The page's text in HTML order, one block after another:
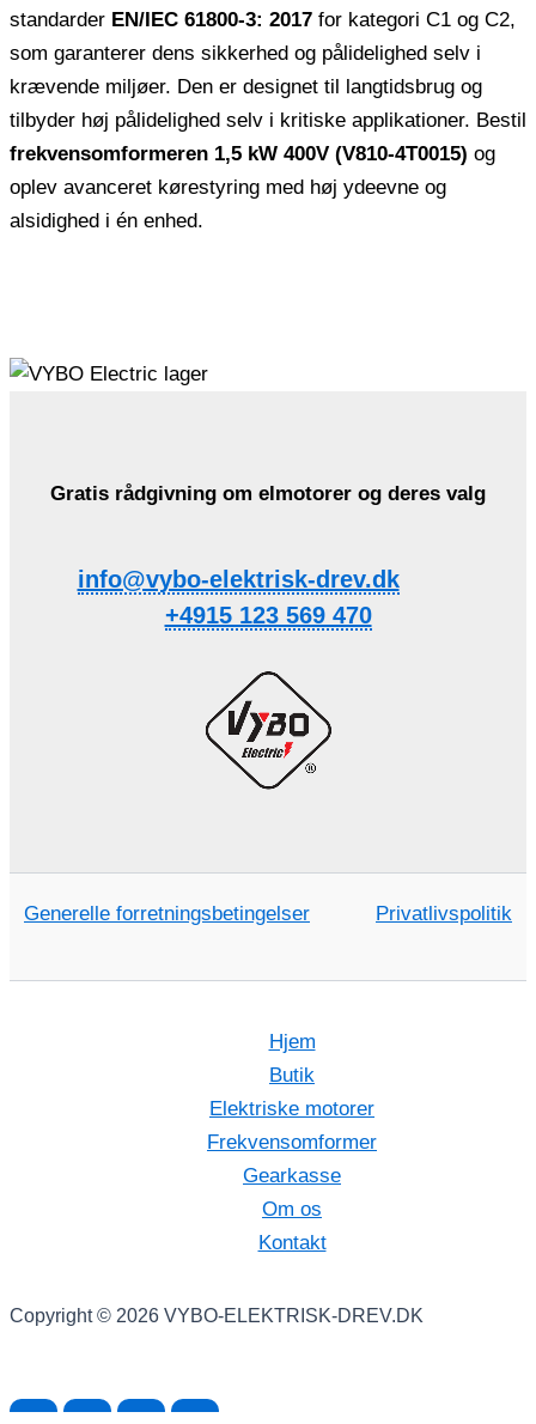
standarder EN/IEC 61800-3: 2017 for kategori C1 og C2,
som garanterer dens sikkerhed og pålidelighed selv i
krævende miljøer. Den er designet til langtidsbrug og
tilbyder høj pålidelighed selv i kritiske applikationer. Bestil
frekvensomformeren 1,5 kW 400V (V810-4T0015) og
oplev avanceret kørestyring med høj ydeevne og
alsidighed i én enhed.
Gratis rådgivning om elmotorer og deres valg
info@vybo-elektrisk-drev.dk
+4915 123 569 470
Generelle forretningsbetingelser Privatlivspolitik
Hjem
Butik
Elektriske motorer
Frekvensomformer
Gearkasse
Om os
Kontakt
Copyright © 2026 VYBO-ELEKTRISK-DREV.DK